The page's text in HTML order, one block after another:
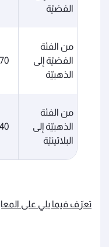
الفضيّة
من الفئة
الفضيّة إلى
الذهبيّة
من الفئة
الذهبيّة إلى
البلاتينيّة
تعرّف فيما يلي على